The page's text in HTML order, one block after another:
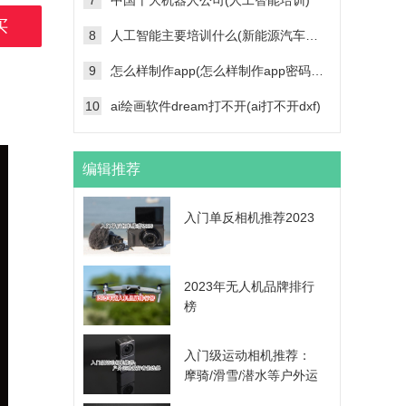
8
9
10 ai绘画软件dream打不开(ai打不开dxf)
编辑推荐
入门单反相机推荐2023
2023年无人机品牌排行
榜
入门级运动相机推荐：
摩骑/滑雪/潜水等户外运